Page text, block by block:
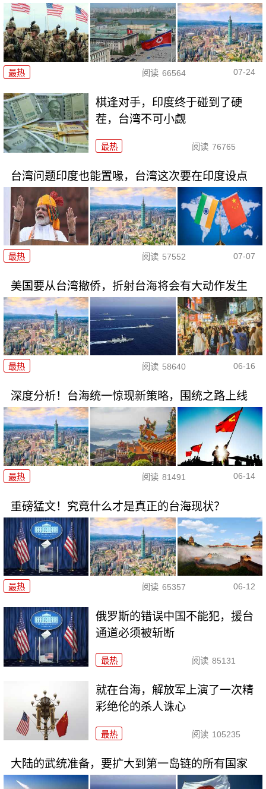
最热 阅读 66564 07-24
棋逢对手，印度终于碰到了硬
茬，台湾不可小觑
最热 阅读 76765
台湾问题印度也能置喙，台湾这次要在印度设点
最热 阅读 57552 07-07
美国要从台湾撤侨，折射台海将会有大动作发生
最热 阅读 58640 06-16
深度分析！台海统一惊现新策略，围统之路上线
最热 阅读 81491 06-14
重磅猛文！究竟什么才是真正的台海现状？
最热 阅读 65357 06-12
俄罗斯的错误中国不能犯，援台
通道必须被斩断
最热 阅读 85131
就在台海，解放军上演了一次精
彩绝伦的杀人诛心
最热 阅读 105235
大陆的武统准备，要扩大到第一岛链的所有国家